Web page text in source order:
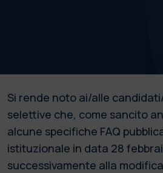
Si rende noto ai/alle
selettive che, come sancito
alcune specifiche FAQ
istituzionale in data 28
successivamente alla modifica